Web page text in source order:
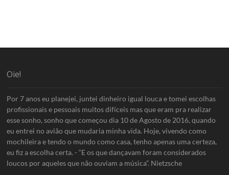
Oie!
Por 7 anos eu planejei, juntei dinheiro igual louca e tomei escolhas
profissionais e pessoais muitos difíceis mas que eram pra realizar
esse sonho, sonho que começou dia 10 de Agosto de 2016, quando
eu entrei no avião que mudaria minha vida. Hoje, vivendo como
mochileira e tendo o mundo como casa, tenho apenas uma certeza,
eu fiz a escolha certa. - “E os que dançavam foram considerados
loucos por aqueles que não ouviam a música”. Nietzsche